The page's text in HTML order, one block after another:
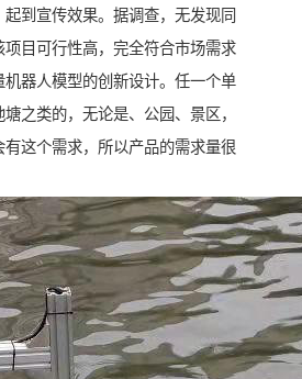
起到宣传效果。据调查，无发现同
项目可行性高，完全符合市场需求
机器人模型的创新设计。任一个单
之类的，无论是、公园、景区，
这个需求，所以产品的需求量很